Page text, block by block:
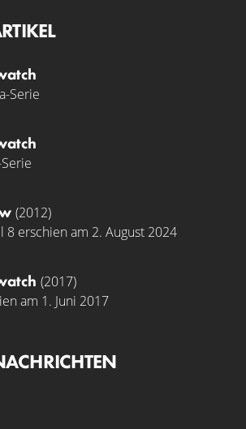
Serie
(2012)
8 erschien am 2. August 2024
(2017)
am 1. Juni 2017